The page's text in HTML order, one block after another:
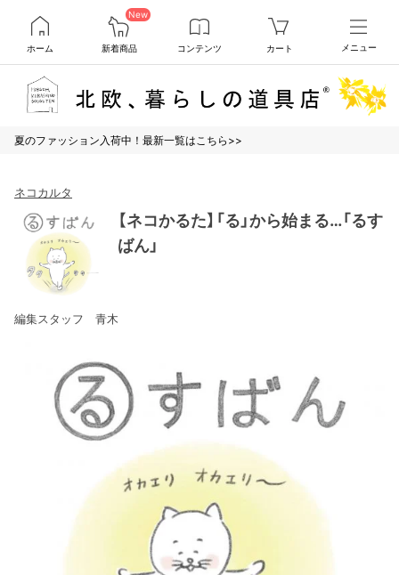
ホーム
New
新着商品 コンテンツ カート メニュー
夏のファッション入荷中！最新一覧はこちら>>
ネコカルタ
【ネコかるた】「る」から始まる…「るす
ばん」
編集スタッフ 青木